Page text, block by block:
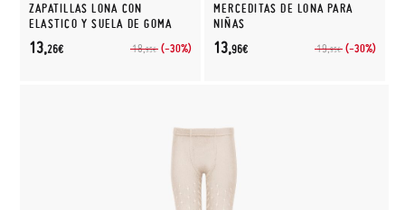
ZAPATILLAS LONA CON
ELASTICO Y SUELA DE GOMA
18,95€ (-30%)
13,26€
MERCEDITAS DE LONA PARA
NIÑAS
19,95€ (-30%)
13,96€